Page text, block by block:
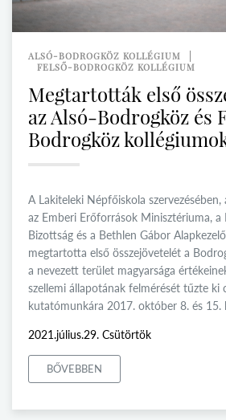
ALSÓ-BODROGKÖZ KOLLÉGIUM
FELSŐ-BODROGKÖZ KOLLÉGIUM
Megtartották első
az Alsó-Bodrogköz és
Bodrogköz
A Lakiteleki Népfőiskola
az Emberi Erőforrások Minisztériuma, a
Bizottság és a Bethlen Gábor
megtartotta első összejövetelét a
a nevezett terület magyarsága
szellemi állapotának felmérését tűzte ki
kutatómunkára 2017. október 8. és 15.
2021.július.29. Csütörtök
BŐVEBBEN